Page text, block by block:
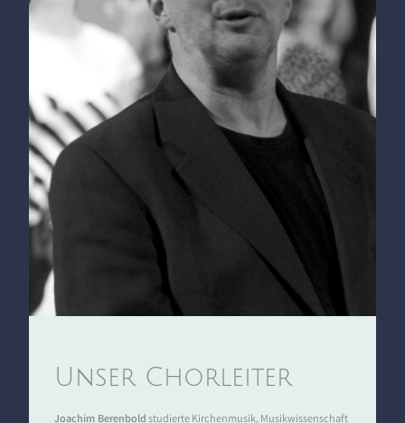
Unser Chorleiter